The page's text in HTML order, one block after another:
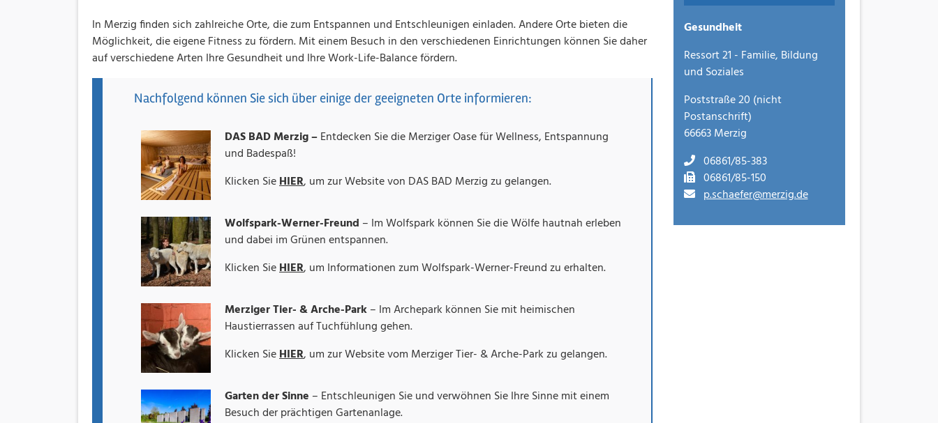
In Merzig finden sich zahlreiche Orte, die zum Entspannen und Entschleunigen einladen. Andere Orte bieten die
Möglichkeit, die eigene Fitness zu fördern. Mit einem Besuch in den verschiedenen Einrichtungen können Sie daher
auf verschiedene Arten Ihre Gesundheit und Ihre Work-Life-Balance fördern.
Nachfolgend können Sie sich über einige der geeigneten Orte informieren:
DAS BAD Merzig –Entdecken Sie die Merziger Oase für Wellness, Entspannung
und Badespaß!
Klicken SieHIER, um zur Website von DAS BAD Merzig zu gelangen.
Wolfspark-Werner-Freund – Im Wolfspark können Sie die Wölfe hautnah erleben
und dabei im Grünen entspannen.
Klicken SieHIER, um Informationen zum Wolfspark-Werner-Freund zu erhalten.
Merziger Tier- & Arche-Park– Im Archepark können Sie mit heimischen
Haustierrassen auf Tuchfühlung gehen.
Klicken SieHIER, um zur Website vom Merziger Tier- & Arche-Park zu gelangen.
Garten der Sinne – Entschleunigen Sie und verwöhnen Sie Ihre Sinne mit einem
Besuch der prächtigen Gartenanlage.
Gesundheit
Ressort 21 - Familie, Bildung
und Soziales
Poststraße 20 (nicht
Postanschrift)
66663 Merzig
06861/85-383
06861/85-150
p.schaefer@merzig.de